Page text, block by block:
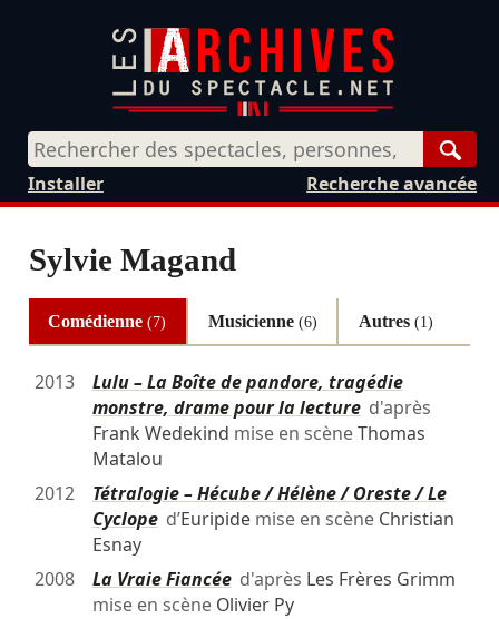
Recherche avancée
Installer
Sylvie Magand
Comédienne(7) Musicienne (6) Autres(1)
2013
Lulu – La Boîte de pandore, tragédie
monstre, drame pour la lectured'après
Frank Wedekind mise en scèneThomas
Matalou
2012
Tétralogie – Hécube / Hélène / Oreste / Le
Cycloped’Euripidemise en scène Christian
Esnay
2008
La Vraie Fiancéed'après Les Frères Grimm
mise en scène Olivier Py